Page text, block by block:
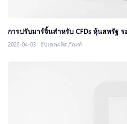
การปรับมาร์จิ้นสำหรับ CFDs หุ้นสหรัฐ
2026-04-03 | อัปเดตผลิตภัณฑ์